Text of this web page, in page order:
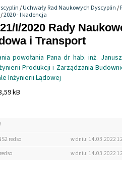
/Uchwały Rad Naukowych Dyscyplin/
/2020 - I kadencja
I/2020 Rady
i Transport
powołania Pana dr hab. inż.
Produkcji i Zarządzania
Inżynierii Lądowej
kB
redso
w dniu: 14.03.2022
w dniu: 14.03.2022